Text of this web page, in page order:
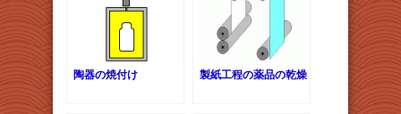
陶器の焼付け 製紙工程の薬品の乾燥